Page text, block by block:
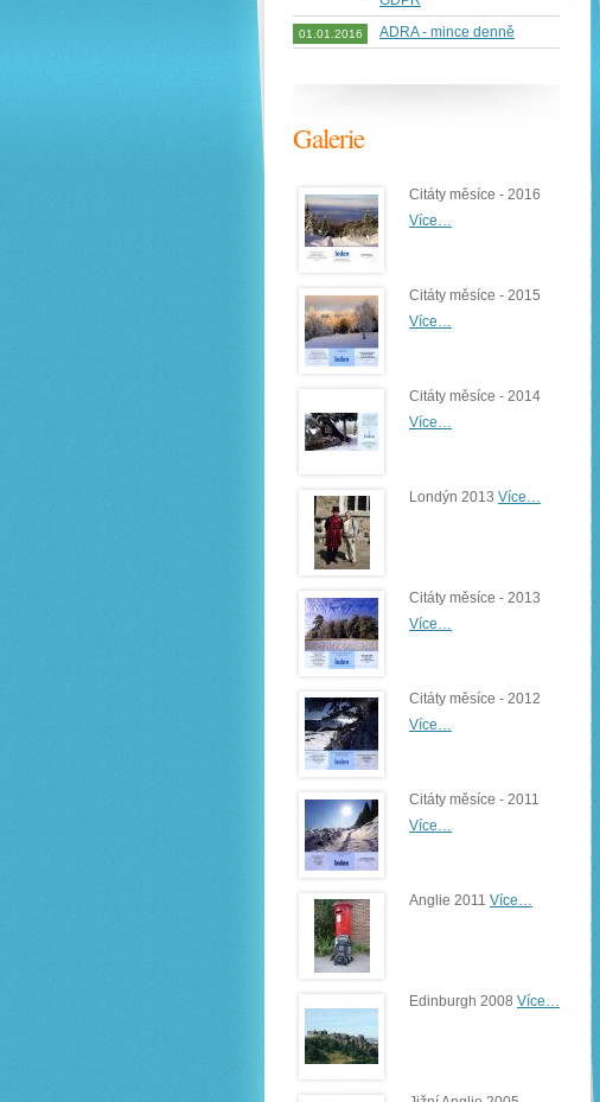
01.01.2016 ADRA - mince denně
Galerie
Citáty měsíce - 2016
Více…
Citáty měsíce - 2015
Více…
Citáty měsíce - 2014
Více…
Londýn 2013 Více…
Citáty měsíce - 2013
Více…
Citáty měsíce - 2012
Více…
Citáty měsíce - 2011
Více…
Anglie 2011 Více…
Edinburgh 2008 Více…